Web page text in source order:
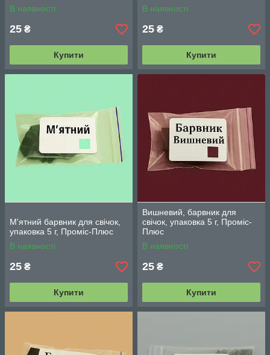
В наявності
25 ₴
Купити
В наявності
25 ₴
Купити
М'ятний барвник для свічок,
упаковка 5 г, Проміс-Плюс
В наявності
25 ₴
Купити
Вишневий, барвник для
свічок, упаковка 5 г, Проміс-
Плюс
В наявності
25 ₴
Купити